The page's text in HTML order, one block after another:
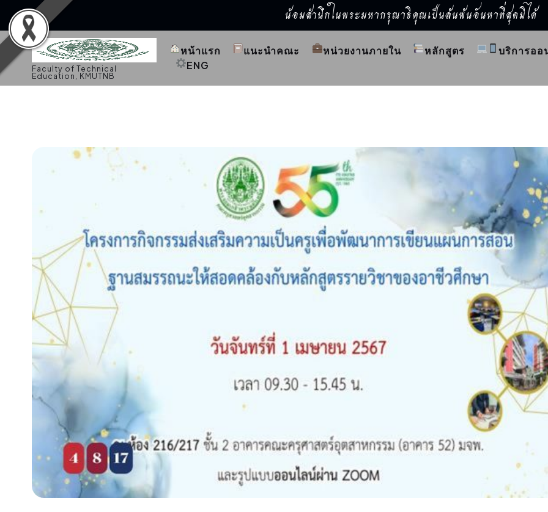
น้อมสำนึกในพระมหากรุณาธิคุณเป็นล้นพ้นอันหาที่สุดมิได้
S
k
t
o
Faculty of Technical
Education, KMUTNB
หน้าแรก แนะนำคณะ หน่วยงานภายใน หลักสูตร บริการออ
ENG